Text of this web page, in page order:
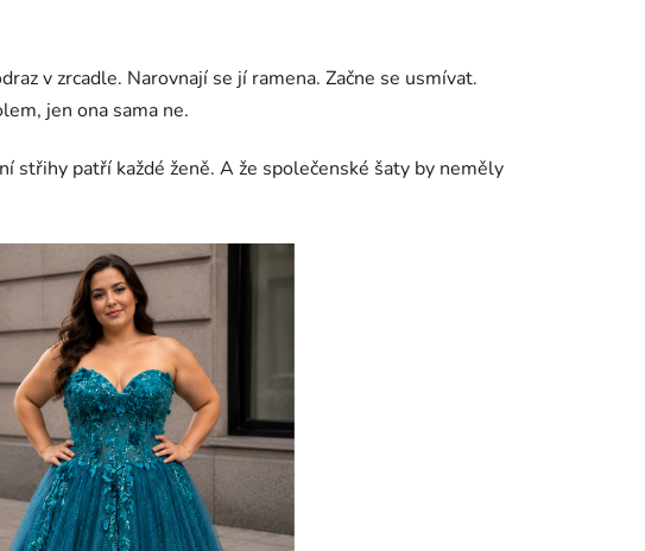
v zrcadle. Narovnají se jí ramena. Začne se usmívat.
jen ona sama ne.
střihy patří každé ženě. A že společenské šaty by neměly